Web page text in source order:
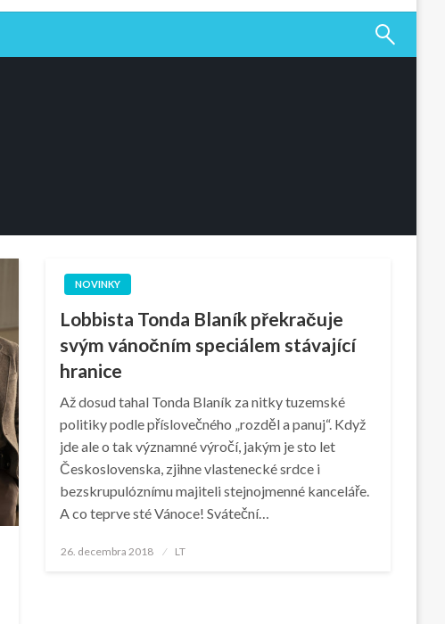
NOVINKY
Lobbista Tonda Blaník překračuje
svým vánočním speciálem stávající
hranice
Až dosud tahal Tonda Blaník za nitky tuzemské
politiky podle příslovečného „rozděl a panuj“. Když
jde ale o tak významné výročí, jakým je sto let
Československa, zjihne vlastenecké srdce i
bezskrupulóznímu majiteli stejnojmenné kanceláře.
A co teprve sté Vánoce! Sváteční…
Posted
26. decembra 2018 LT